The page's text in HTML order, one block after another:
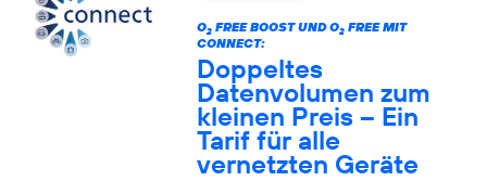
O2FREE BOOST UND O2FREE MIT
CONNECT:
Doppeltes
Datenvolumen zum
kleinen Preis – Ein
Tarif für alle
vernetzten Geräte